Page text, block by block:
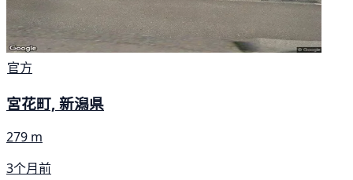
官方
宮花町, 新潟県
279 m
3个月前